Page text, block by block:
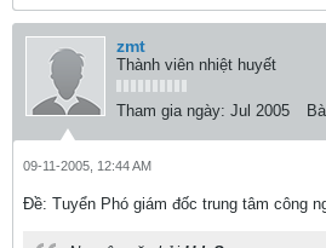
zmt
Thành viên nhiệt huyết
Tham gia ngày: Jul 2005
09-11-2005, 12:44 AM
Ðề: Tuyển Phó giám đốc trung tâm công